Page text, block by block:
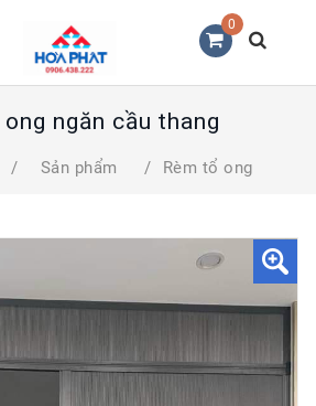
0
ngăn cầu thang
/ Sản phẩm / Rèm tổ ong